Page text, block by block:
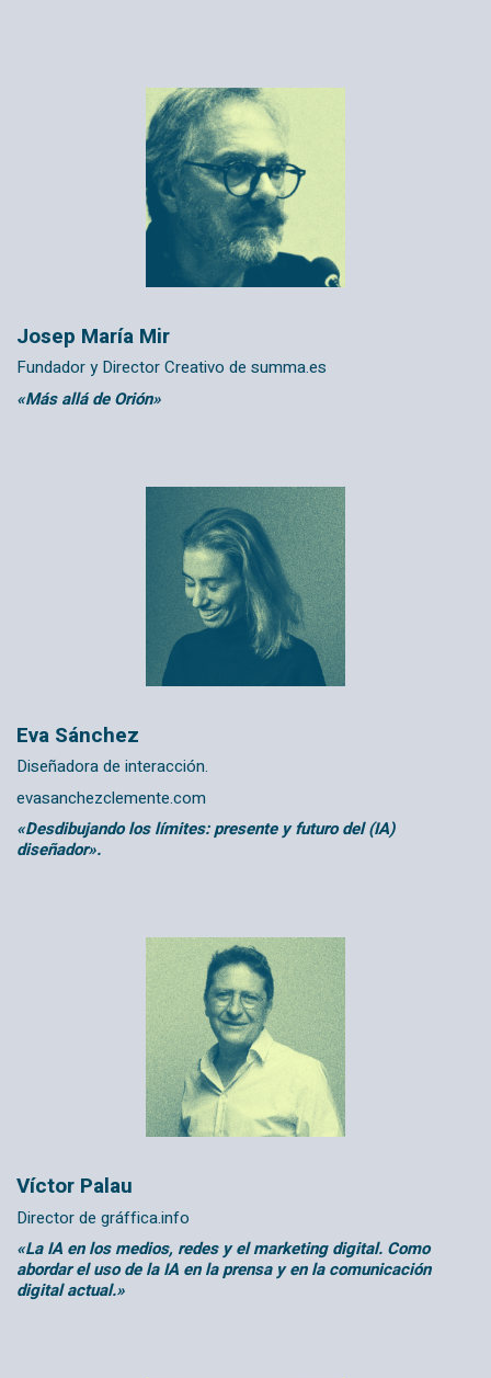
Josep María Mir
Fundador y Director Creativo de summa.es
«Más allá de Orión»
Eva Sánchez
Diseñadora de interacción.
evasanchezclemente.com
«Desdibujando los límites: presente y futuro del (IA)
diseñador».
Víctor Palau
Director de gráffica.info
«La IA en los medios, redes y el marketing digital. Como
abordar el uso de la IA en la prensa y en la comunicación
digital actual.»